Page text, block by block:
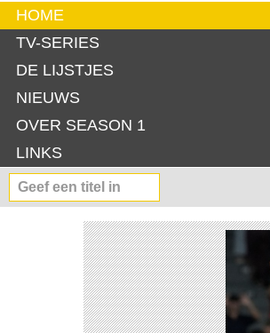
HOME
TV-SERIES
DE LIJSTJES
NIEUWS
OVER SEASON 1
LINKS